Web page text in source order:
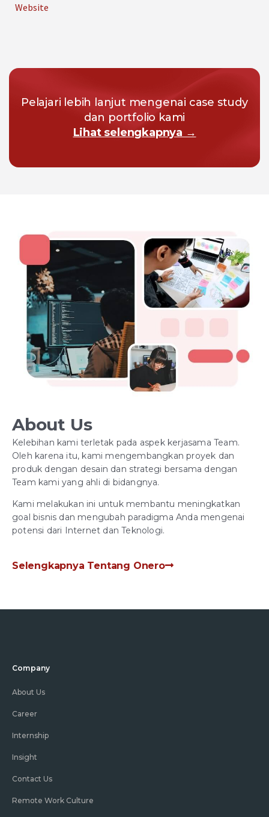
Website
Pelajari lebih lanjut mengenai case study
dan portfolio kami
Lihat selengkapnya →
About Us
Kelebihan kami terletak pada aspek kerjasama Team.
Oleh karena itu, kami mengembangkan proyek dan
produk dengan desain dan strategi bersama dengan
Team kami yang ahli di bidangnya.
Kami melakukan ini untuk membantu meningkatkan
goal bisnis dan mengubah paradigma Anda mengenai
potensi dari Internet dan Teknologi.
Selengkapnya Tentang Onero
Company
About Us
Career
Internship
Insight
Contact Us
Remote Work Culture